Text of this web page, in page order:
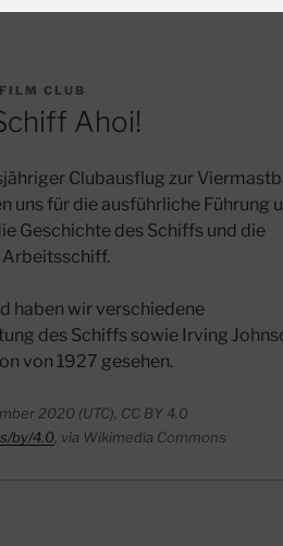
CLUB
Ahoi!
Clubausflug zur
uns für die ausführliche Führung
Geschichte des Schiffs und die
Arbeitsschiff.
haben wir verschiedene
des Schiffs sowie Irving
von 1927 gesehen.
2020 (UTC), CC BY 4.0
by/4.0, via Wikimedia Commons